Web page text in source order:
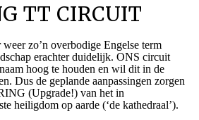
TT CIRCUIT
zo’n overbodige Engelse term
erachter duidelijk. ONS circuit
hoog te houden en wil dit in de
Dus de geplande aanpassingen zorgen
(Upgrade!) van het in
heiligdom op aarde (‘de kathedraal’).